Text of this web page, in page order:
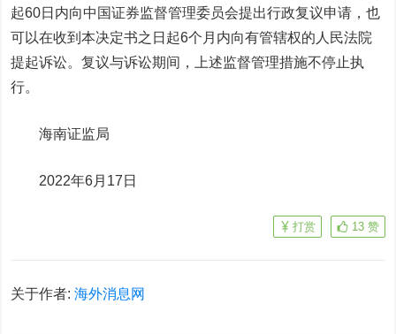
起60日内向中国证券监督管理委员会提出行政复议申请，也
可以在收到本决定书之日起6个月内向有管辖权的人民法院
提起诉讼。复议与诉讼期间，上述监督管理措施不停止执
行。
海南证监局
2022年6月17日
13 赞
打赏
关于作者:海外消息网